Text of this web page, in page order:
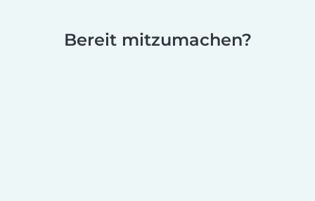
Bereit mitzumachen?